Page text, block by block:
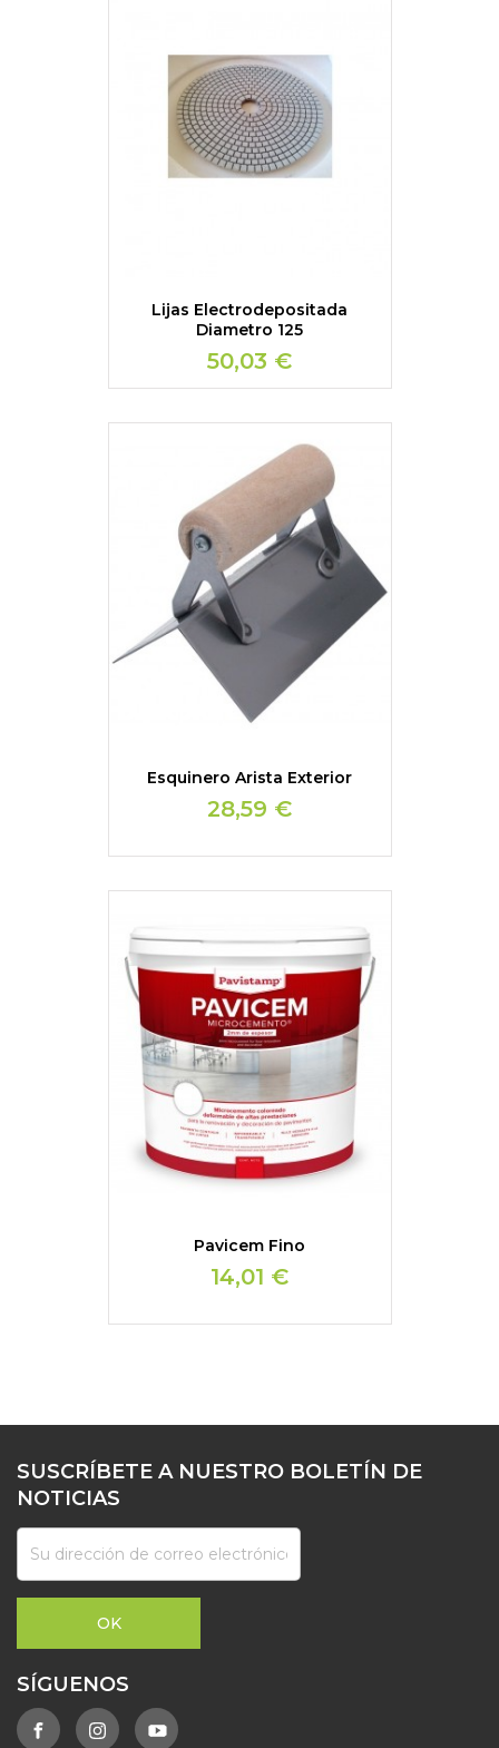
Lijas Electrodepositada
Diametro 125
50,03 €
Esquinero Arista Exterior
28,59 €
Pavicem Fino
14,01 €
SUSCRÍBETE A NUESTRO BOLETÍN DE
NOTICIAS
SÍGUENOS